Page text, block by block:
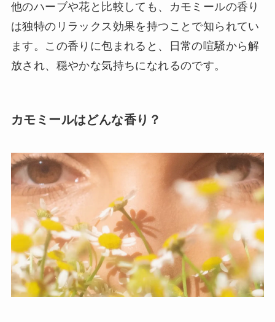
他のハーブや花と比較しても、カモミールの香り
は独特のリラックス効果を持つことで知られてい
ます。この香りに包まれると、日常の喧騒から解
放され、穏やかな気持ちになれるのです。
カモミールはどんな香り？